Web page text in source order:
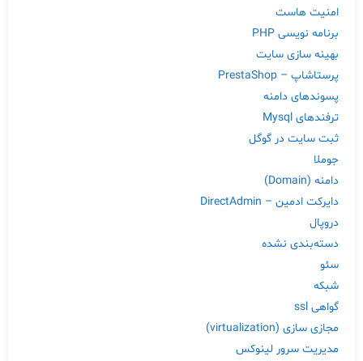
امنیت هاست
برنامه نویسی PHP
بهینه سازی سایت
پرستاشاپ – PrestaShop
پسوندهای دامنه
ترفندهای Mysql
ثبت سایت در گوگل
جوملا
دامنه (Domain)
دایرکت ادمین – DirectAdmin
دروپال
دسته‌بندی نشده
سئو
شبکه
گواهی ssl
مجازی سازی (virtualization)
مدیریت سرور لینوکس